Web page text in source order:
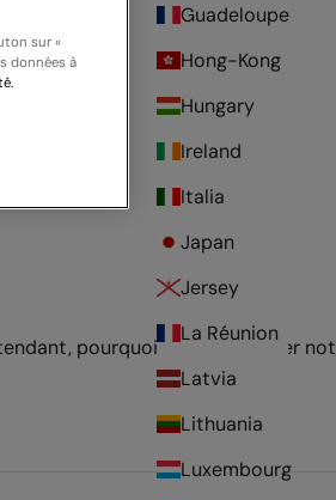
Guadeloupe
Hong-Kong
Hungary
Ireland
Italia
Japan
Jersey
La Réunion
Latvia
Lithuania
Luxembourg
pourquoi ne pas explorer
sur «
données à